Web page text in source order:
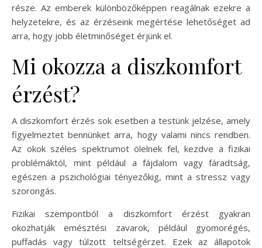
része. Az emberek különbözőképpen reagálnak ezekre a
helyzetekre, és az érzéseink megértése lehetőséget ad
arra, hogy jobb életminőséget érjünk el.
Mi okozza a diszkomfort
érzést?
A diszkomfort érzés sok esetben a testünk jelzése, amely
figyelmeztet bennünket arra, hogy valami nincs rendben.
Az okok széles spektrumot ölelnek fel, kezdve a fizikai
problémáktól, mint például a fájdalom vagy fáradtság,
egészen a pszichológiai tényezőkig, mint a stressz vagy
szorongás.
Fizikai szempontból a diszkomfort érzést gyakran
okozhatják emésztési zavarok, például gyomorégés,
puffadás vagy túlzott teltségérzet. Ezek az állapotok